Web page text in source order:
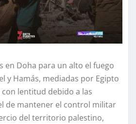
en Doha para un alto el fuego
y Hamás, mediadas por Egipto
lentitud debido a las
de mantener el control militar
del territorio palestino,